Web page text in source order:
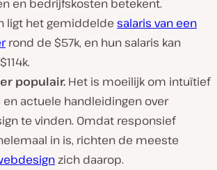
en bedrijfskosten betekent.
ligt het gemiddelde salaris van een
rond de $57k, en hun salaris kan
populair. Het is moeilijk om intuïtief
actuele handleidingen over
te vinden. Omdat responsief
in is, richten de meeste
zich daarop.